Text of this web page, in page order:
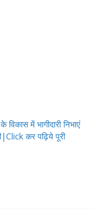
में भागीदारी निभाएं
कर पढ़िये पूरी